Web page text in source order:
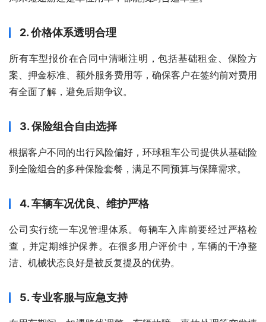
2. 价格体系透明合理
所有车型报价在合同中清晰注明，包括基础租金、保险方
案、押金标准、额外服务费用等，确保客户在签约前对费用
有全面了解，避免后期争议。
3. 保险组合自由选择
根据客户不同的出行风险偏好，环球租车公司提供从基础险
到全险组合的多种保险套餐，满足不同预算与保障需求。
4. 车辆车况优良、维护严格
公司实行统一车况管理体系。每辆车入库前要经过严格检
查，并定期维护保养。在很多用户评价中，车辆的干净整
洁、机械状态良好是被反复提及的优势。
5. 专业客服与应急支持